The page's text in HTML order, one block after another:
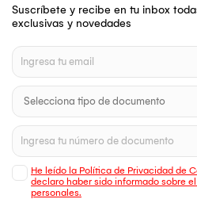
Suscríbete y recibe en tu inbox
exclusivas y novedades
He leído la Política de Privacidad de
declaro haber sido informado sobre
personales.